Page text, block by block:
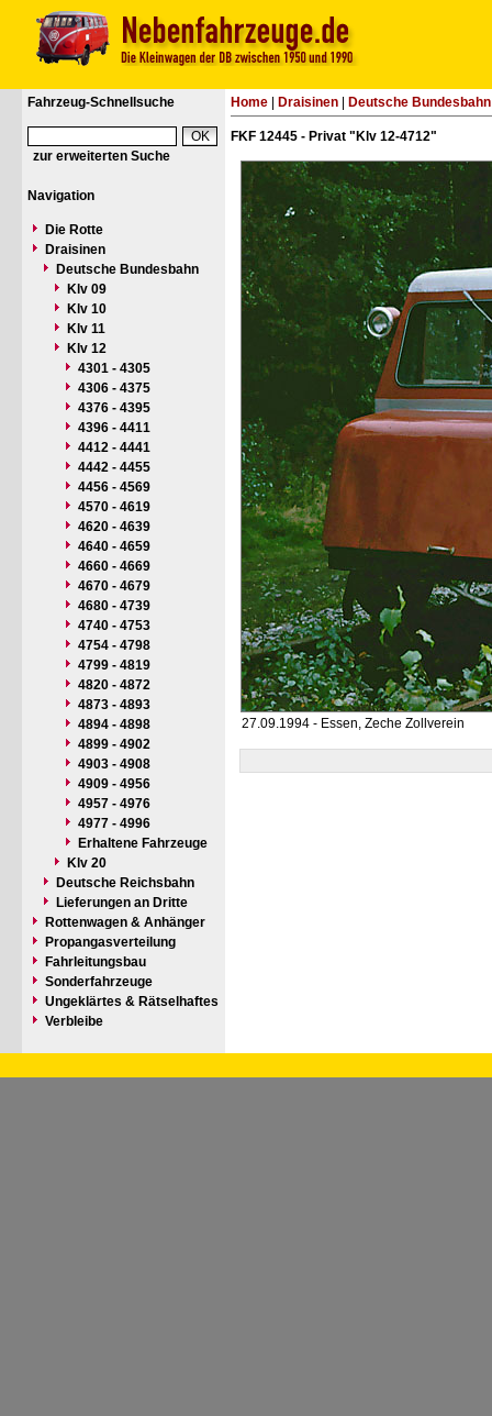
Fahrzeug-Schnellsuche
zur erweiterten Suche
Navigation
Die Rotte
Draisinen
Deutsche Bundesbahn
Klv 09
Klv 10
Klv 11
Klv 12
4301 - 4305
4306 - 4375
4376 - 4395
4396 - 4411
4412 - 4441
4442 - 4455
4456 - 4569
4570 - 4619
4620 - 4639
4640 - 4659
4660 - 4669
4670 - 4679
4680 - 4739
4740 - 4753
4754 - 4798
4799 - 4819
4820 - 4872
4873 - 4893
4894 - 4898
4899 - 4902
4903 - 4908
4909 - 4956
4957 - 4976
4977 - 4996
Erhaltene Fahrzeuge
Klv 20
Deutsche Reichsbahn
Lieferungen an Dritte
Rottenwagen & Anhänger
Propangasverteilung
Fahrleitungsbau
Sonderfahrzeuge
Ungeklärtes & Rätselhaftes
Verbleibe
Home Draisinen Deutsche Bundesbahn
FKF 12445 - Privat "Klv 12-4712"
27.09.1994 - Essen, Zeche Zollverein